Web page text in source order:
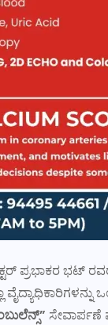
ಪ್ರಭಾಕರ ಭಟ್
ಸೇವಾರ್ಪಣೆ